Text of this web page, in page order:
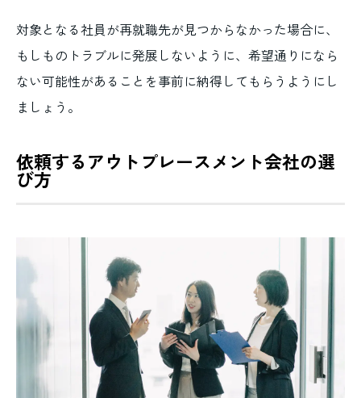
対象となる社員が再就職先が見つからなかった場合に、
もしものトラブルに発展しないように、希望通りになら
ない可能性があることを事前に納得してもらうようにし
ましょう。
依頼するアウトプレースメント会社の選
び方